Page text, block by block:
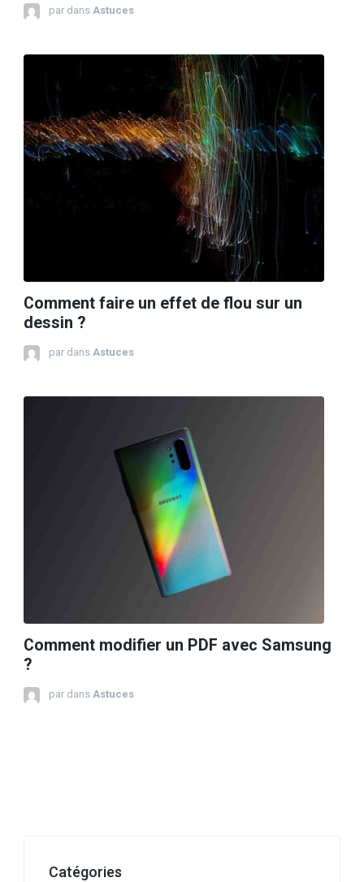
par dans Astuces
Comment faire un effet de flou sur un
dessin ?
par dans Astuces
Comment modifier un PDF avec Samsung
?
par dans Astuces
Catégories